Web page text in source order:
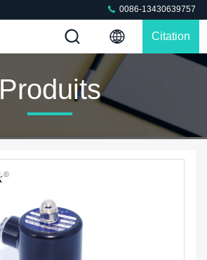
0086-13430639757
Citation
Produits